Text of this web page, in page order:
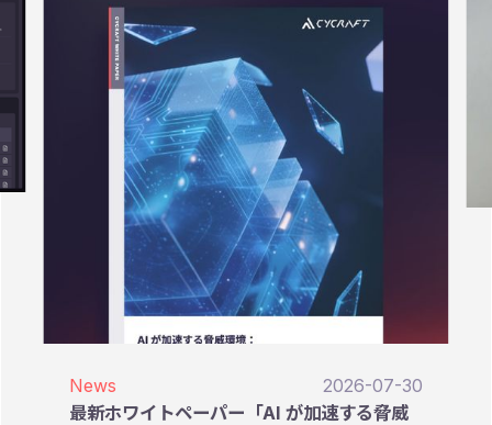
News
2026-07-30
最新ホワイトペーパー「AI が加速する脅威